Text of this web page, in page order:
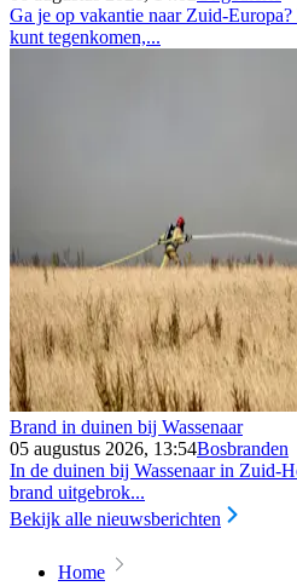
Ga je op vakantie naar Zuid-
kunt tegenkomen,...
Brand in duinen bij Wassenaar
05 augustus 2026, 13:54Bosbranden
In de duinen bij Wassenaar in Zuid-
brand uitgebrok...
Bekijk alle nieuwsberichten
Home